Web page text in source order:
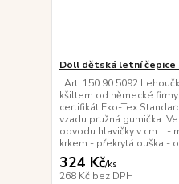
Döll dětská letní čepice
Art. 150 90 5092
kšiltem od německé
certifikát Eko-Tex
vzadu pružná gumička.
obvodu hlavičky v cm. -
krkem - překrytá ouška -
324 Kč/ks
268 Kč bez DPH